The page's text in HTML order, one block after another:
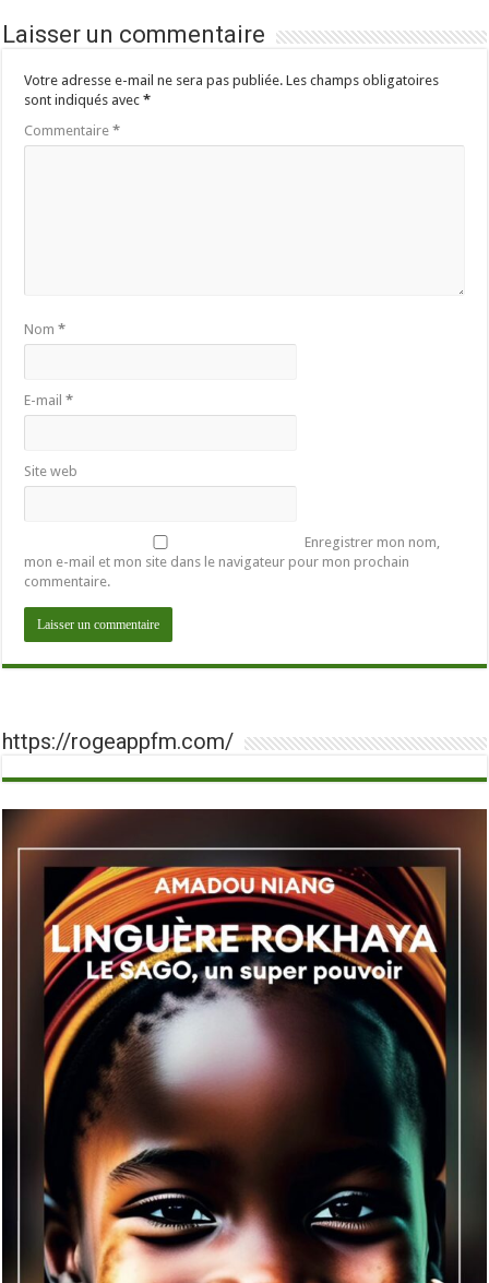
Laisser un commentaire
Votre adresse e-mail ne sera pas publiée. Les champs obligatoires
sont indiqués avec*
Commentaire*
Nom*
E-mail*
Site web
Enregistrer mon nom,
mon e-mail et mon site dans le navigateur pour mon prochain
commentaire.
https://rogeappfm.com/